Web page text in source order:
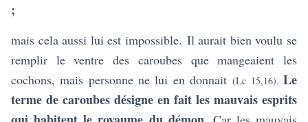
;
mais cela aussi lui est impossible. Il aurait bien voulu se
remplir le ventre des caroubes que mangeaient les
cochons, mais personne ne lui en donnait (Lc 15,16).Le
terme de caroubes désigne en fait les mauvais esprits